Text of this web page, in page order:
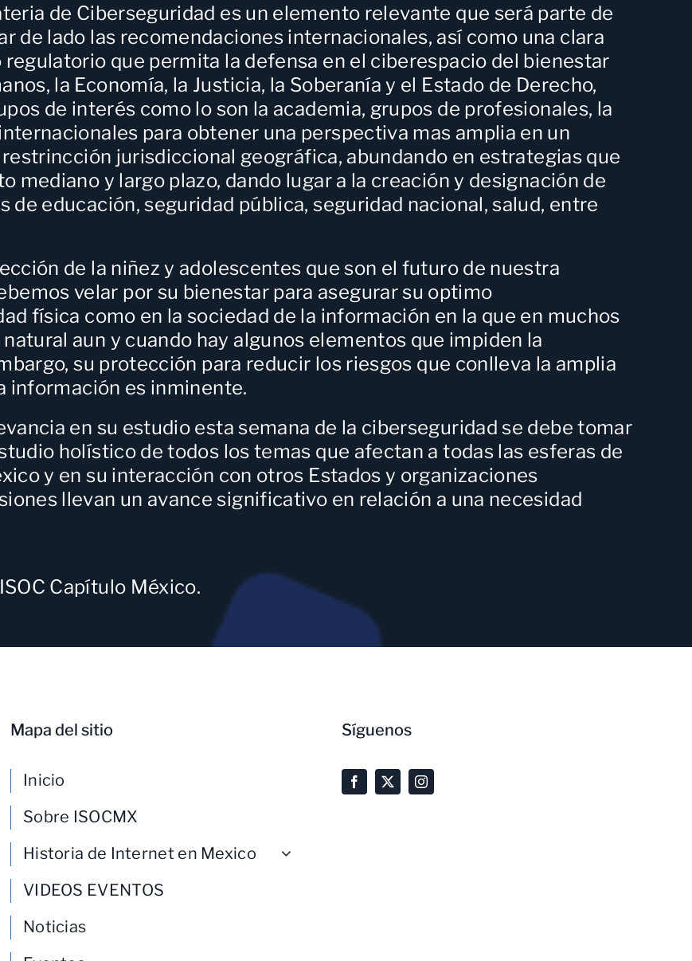
de Ciberseguridad es un elemento relevante que será parte de
de lado las recomendaciones internacionales, así como una clara
que permita la defensa en el ciberespacio del bienestar
la Economía, la Justicia, la Soberanía y el Estado de Derecho,
de interés como lo son la academia, grupos de profesionales, la
para obtener una perspectiva mas amplia en un
jurisdiccional geográfica, abundando en estrategias que
mediano y largo plazo, dando lugar a la creación y designación de
educación, seguridad pública, seguridad nacional, salud, entre
de la niñez y adolescentes que son el futuro de nuestra
velar por su bienestar para asegurar su optimo
física como en la sociedad de la información en la que en muchos
aun y cuando hay algunos elementos que impiden la
su protección para reducir los riesgos que conlleva la amplia
información es inminente.
en su estudio esta semana de la ciberseguridad se debe tomar
holístico de todos los temas que afectan a todas las esferas de
y en su interacción con otros Estados y organizaciones
llevan un avance significativo en relación a una necesidad
Capítulo México.
Mapa del sitio
Inicio
Sobre ISOCMX
Historia de Internet en Mexico
VIDEOS EVENTOS
Noticias
Síguenos